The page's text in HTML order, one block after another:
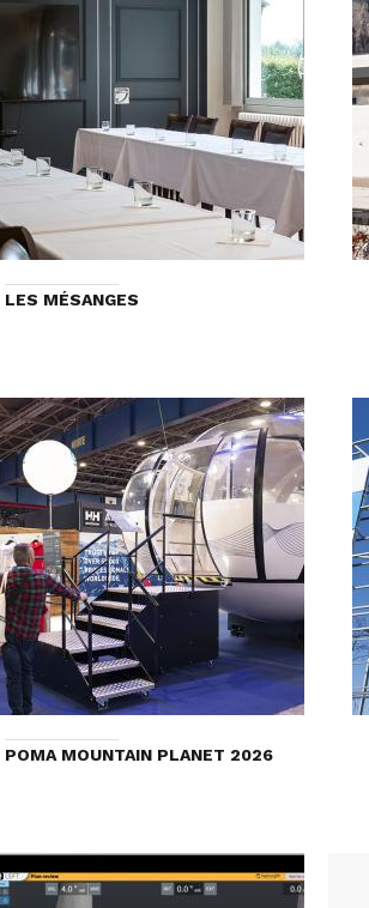
LES MÉSANGES
POMA MOUNTAIN PLANET 2026